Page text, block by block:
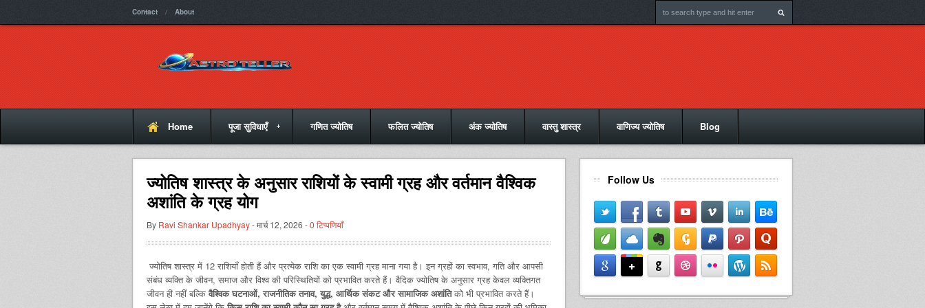
Contact About
Home पूजा सुविधाएँ गणित ज्योतिष फलित ज्योतिष अंक ज्योतिष वास्तु शास्त्र वाणिज्य ज्योतिष Blog
ज्योतिष शास्त्र के अनुसार राशियों के स्वामी ग्रह और वर्तमान वैश्विक
अशांति के ग्रह योग
By Ravi Shankar Upadhyay- मार्च 12, 2026 -0 टिप्पणियाँ
ज्योतिष शास्त्र में 12 राशियाँ होती हैं और प्रत्येक राशि का एक स्वामी ग्रह माना गया है। इन ग्रहों का स्वभाव, गति और आपसी
संबंध व्यक्ति के जीवन, समाज और विश्व की परिस्थितियों को प्रभावित करते हैं। वैदिक ज्योतिष के अनुसार ग्रह केवल व्यक्तिगत
जीवन ही नहीं बल्कि वैश्विक घटनाओं, राजनीतिक तनाव, युद्ध, आर्थिक संकट और सामाजिक अशांतिको भी प्रभावित करते हैं।
Follow Us